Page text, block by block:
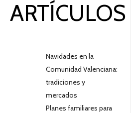
ARTÍCULOS
Navidades en la
Comunidad Valenciana:
tradiciones y
mercados
Planes familiares para